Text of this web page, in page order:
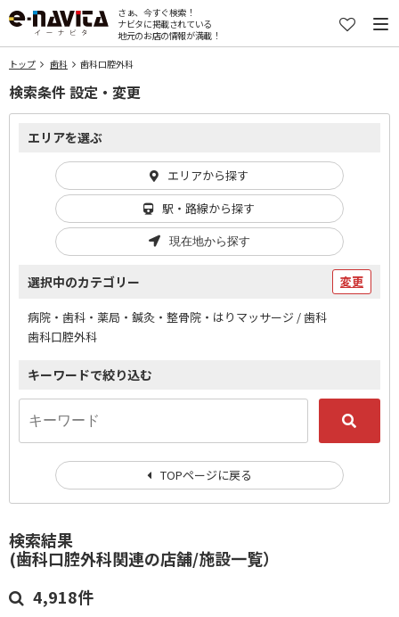
さぁ、今すぐ検索！
ナビタに掲載されている
地元のお店の情報が満載！
トップ 歯科 歯科口腔外科
検索結果
(歯科口腔外科関連の店舗/施設一覧）
4,918件
検索条件 設定・変更
エリアを選ぶ
エリアから探す
駅・路線から探す
現在地から探す
選択中のカテゴリー 変更
病院・歯科・薬局・鍼灸・整骨院・はりマッサージ / 歯科
歯科口腔外科
キーワードで絞り込む
TOPページに戻る